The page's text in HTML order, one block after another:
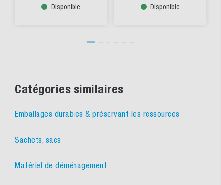
Disponible Disponible
Catégories similaires
Emballages durables & préservant les ressources
Sachets, sacs
Matériel de déménagement